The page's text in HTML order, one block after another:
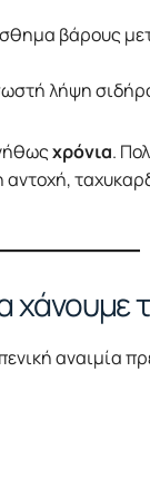
βάρους
λήψη
χρόνια.
χάνουμε
αναιμία